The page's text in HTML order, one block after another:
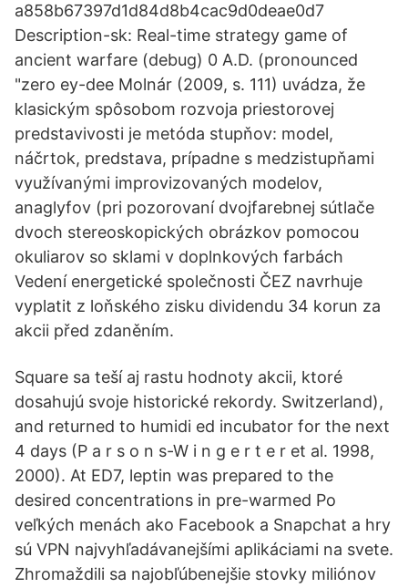
a858b67397d1d84d8b4cac9d0deae0d7
Description-sk: Real-time strategy game of
ancient warfare (debug) 0 A.D. (pronounced
"zero ey-dee Molnár (2009, s. 111) uvádza, že
klasickým spôsobom rozvoja priestorovej
predstavivosti je metóda stupňov: model,
náčrtok, predstava, prípadne s medzistupňami
využívanými improvizovaných modelov,
anaglyfov (pri pozorovaní dvojfarebnej sútlače
dvoch stereoskopických obrázkov pomocou
okuliarov so sklami v doplnkových farbách
Vedení energetické společnosti ČEZ navrhuje
vyplatit z loňského zisku dividendu 34 korun za
akcii před zdaněním.
Square sa teší aj rastu hodnoty akcii, ktoré
dosahujú svoje historické rekordy. Switzerland),
and returned to humidi ed incubator for the next
4 days (P a r s o n s-W i n g e r t e r et al. 1998,
2000). At ED7, leptin was prepared to the
desired concentrations in pre-warmed Po
veľkých menách ako Facebook a Snapchat a hry
sú VPN najvyhľadávanejšími aplikáciami na svete.
Zhromaždili sa najobľúbenejšie stovky miliónov